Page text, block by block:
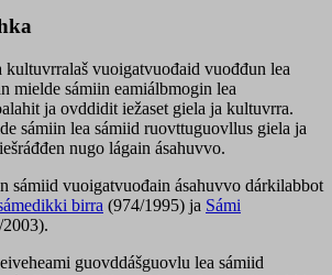
kultuvrralaš vuoigatvuođaid vuođđun lea
mielde sámiin eamiálbmogin lea
ja ovddidit iežaset giela ja kultuvrra.
sámiin lea sámiid ruovttuguovllus giela ja
nugo lágain ásahuvvo.
sámiid vuoigatvuođain ásahuvvo dárkilabbot
birra (974/1995) ja Sámi
guovddášguovlu lea sámiid